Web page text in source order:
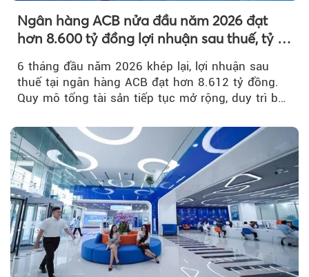
Ngân hàng ACB nửa đầu năm 2026 đạt
hơn 8.600 tỷ đồng lợi nhuận sau thuế, tỷ lệ
6 tháng đầu năm 2026 khép lại, lợi nhuận sau
thuế tại ngân hàng ACB đạt hơn 8.612 tỷ đồng.
Quy mô tổng tài sản tiếp tục mở rộng, duy trì bộ